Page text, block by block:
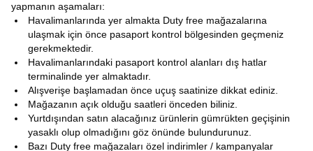
yapmanın aşamaları:
Havalimanlarında yer almakta Duty free mağazalarına
ulaşmak için önce pasaport kontrol bölgesinden geçmeniz
gerekmektedir.
Havalimanlarındaki pasaport kontrol alanları dış hatlar
terminalinde yer almaktadır.
Alışverişe başlamadan önce uçuş saatinize dikkat ediniz.
Mağazanın açık olduğu saatleri önceden biliniz.
Yurtdışından satın alacağınız ürünlerin gümrükten geçişinin
yasaklı olup olmadığını göz önünde bulundurunuz.
Bazı Duty free mağazaları özel indirimler / kampanyalar